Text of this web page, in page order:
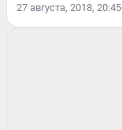
27 августа, 2018, 20:45